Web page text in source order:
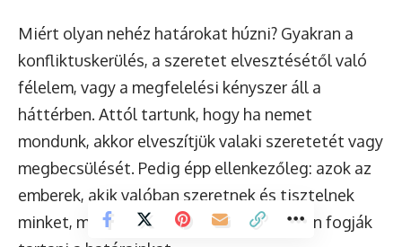
Miért olyan nehéz határokat húzni? Gyakran a
konfliktuskerülés, a szeretet elvesztésétől való
félelem, vagy a megfelelési kényszer áll a
háttérben. Attól tartunk, hogy ha nemet
mondunk, akkor elveszítjük valaki szeretetét vagy
megbecsülését. Pedig épp ellenkezőleg: azok az
emberek, akik valóban szeretnek és tisztelnek
minket, meg fogják érteni és tiszteletben fogják